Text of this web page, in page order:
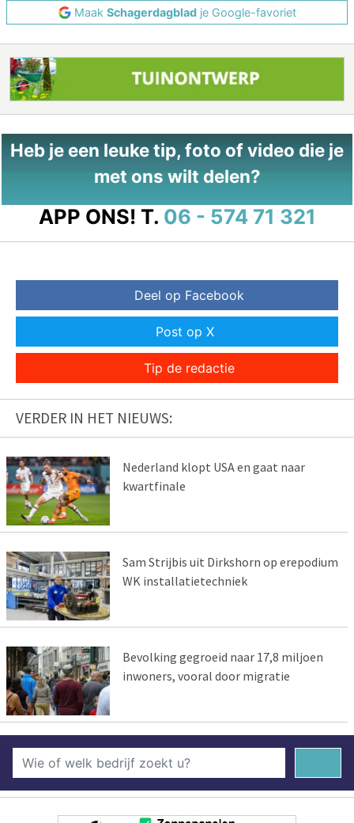
Maak Schagerdagbladje Google-favoriet
Heb je een leuke tip, foto of video die je
met ons wilt delen?
APP ONS! T. 06 - 574 71 321
Deel op Facebook
Post op X
Tip de redactie
VERDER IN HET NIEUWS:
Nederland klopt USA en gaat naar
kwartfinale
Sam Strijbis uit Dirkshorn op erepodium
WK installatietechniek
Bevolking gegroeid naar 17,8 miljoen
inwoners, vooral door migratie